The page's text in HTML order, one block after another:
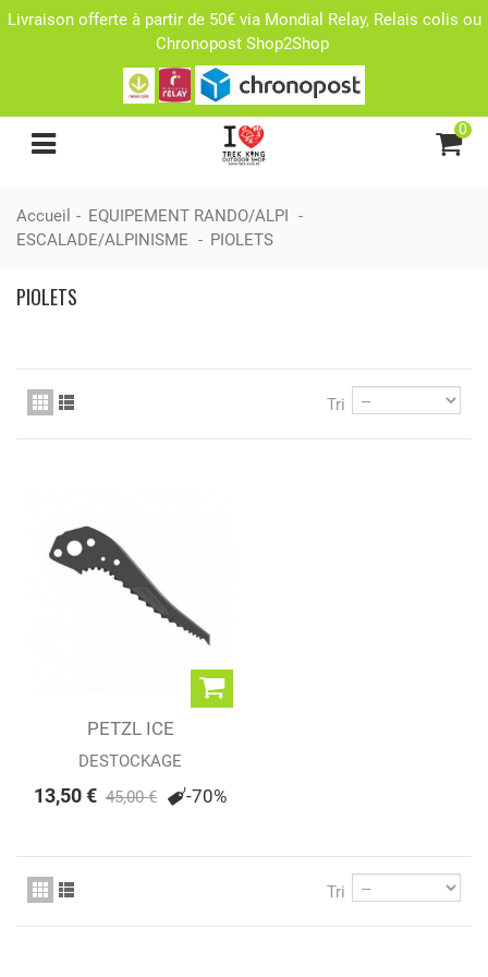
Livraison offerte à partir de 50€ via Mondial Relay, Relais colis ou
Chronopost Shop2Shop
0
Accueil - EQUIPEMENT RANDO/ALPI
-
ESCALADE/ALPINISME - PIOLETS
PIOLETS
Tri
PETZL ICE
DESTOCKAGE
13,50 € 45,00 € -70%
Tri